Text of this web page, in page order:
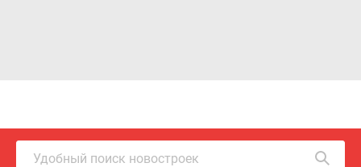
Удобный поиск новостроек